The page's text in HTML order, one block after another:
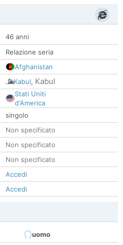
46 anni
Relazione seria
Afghanistan
Kabul, Kabul
Stati Uniti
d'America
singolo
Non specificato
Non specificato
Non specificato
Accedi
Accedi
uomo